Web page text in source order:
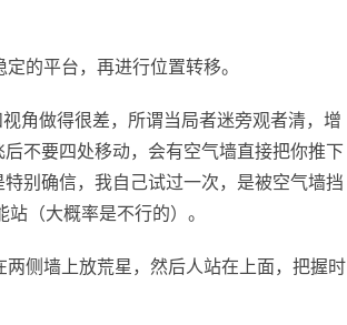
的平台，再进行位置转移。
角做得很差，所谓当局者迷旁观者清，增
不要四处移动，会有空气墙直接把你推下
别确信，我自己试过一次，是被空气墙挡
（大概率是不行的）。
两侧墙上放荒星，然后人站在上面，把握时